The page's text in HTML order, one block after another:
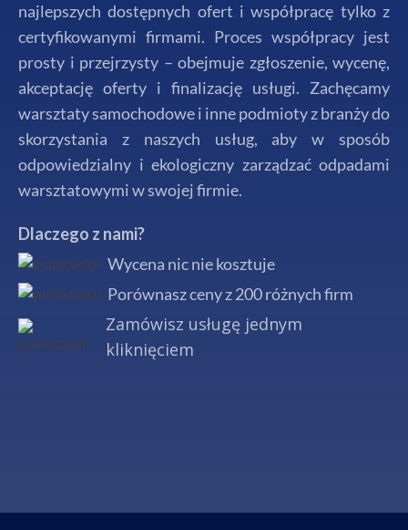
najlepszych dostępnych ofert i współpracę tylko z
certyfikowanymi firmami. Proces współpracy jest
prosty i przejrzysty – obejmuje zgłoszenie, wycenę,
akceptację oferty i finalizację usługi. Zachęcamy
warsztaty samochodowe i inne podmioty z branży do
skorzystania z naszych usług, aby w sposób
odpowiedzialny i ekologiczny zarządzać odpadami
warsztatowymi w swojej firmie.
Dlaczego z nami?
Wycena nic nie kosztuje
Porównasz ceny z 200 różnych firm
Zamówisz usługę jednym
kliknięciem